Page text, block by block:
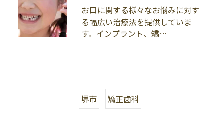
お口に関する様々なお悩みに対す
る幅広い治療法を提供していま
す。インプラント、矯…
堺市 矯正歯科